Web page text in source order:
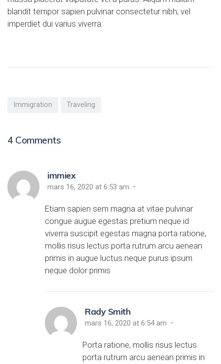
blandit tempor sapien pulvinar consectetur nibh, vel
imperdiet dui varius viverra.
Immigration Traveling
4 Comments
immiex
mars 16, 2020 at 6:53 am -
Etiam sapien sem magna at vitae pulvinar
congue augue egestas pretium neque id
viverra suscipit egestas magna porta ratione,
mollis risus lectus porta rutrum arcu aenean
primis in augue luctus neque purus ipsum
neque dolor primis
Rady Smith
mars 16, 2020 at 6:54 am -
Porta ratione, mollis risus lectus
porta rutrum arcu aenean primis in